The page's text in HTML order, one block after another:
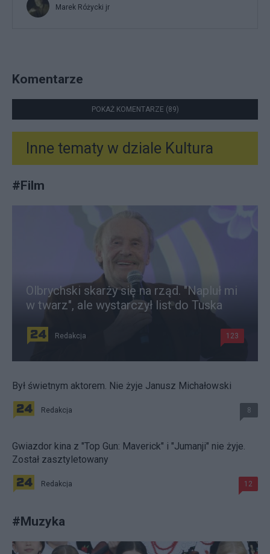
Marek Różycki jr
Komentarze
POKAŻ KOMENTARZE (89)
Inne tematy w dziale Kultura
#Film
Olbrychski skarży się na rząd. "Napluł mi
w twarz", ale wystarczył list do Tuska
Redakcja 123
Był świetnym aktorem. Nie żyje Janusz Michałowski
Redakcja 8
Gwiazdor kina z "Top Gun: Maverick" i "Jumanji" nie żyje.
Został zasztyletowany
Redakcja 12
#Muzyka